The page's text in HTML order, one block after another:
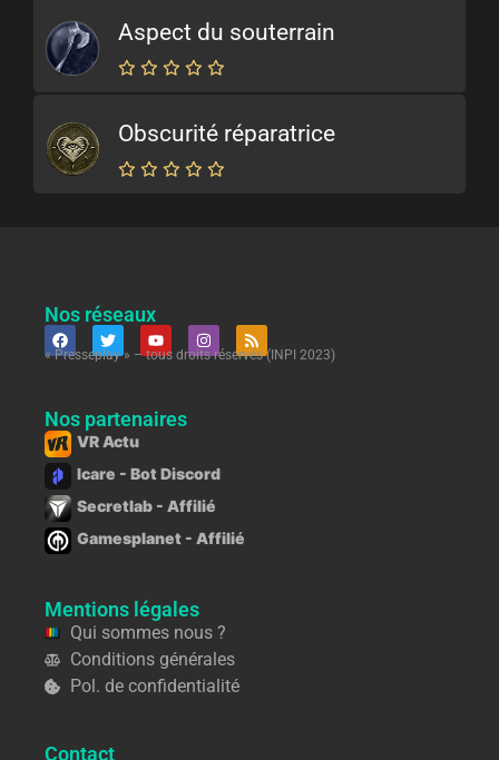
Aspect du souterrain
Obscurité réparatrice
Nos réseaux
« Presseplay » – tous droits réservés (INPI 2023)
Nos partenaires
VR Actu
Icare - Bot Discord
Secretlab - Affilié
Gamesplanet - Affilié
Mentions légales
Qui sommes nous ?
Conditions générales
Pol. de confidentialité
Contact